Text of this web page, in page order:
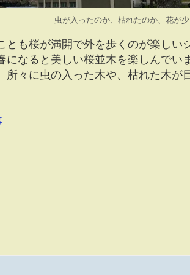
虫が入ったのか、枯れたのか、花が
とも桜が満開で外を歩くのが楽しい
になると美しい桜並木を楽しんでい
所々に虫の入った木や、枯れた木が